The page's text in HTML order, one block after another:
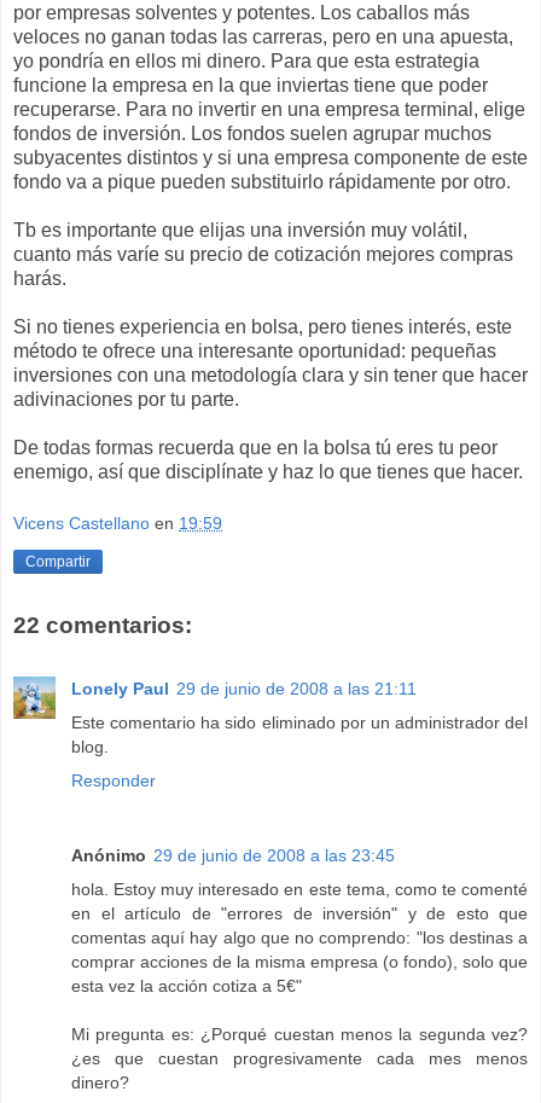
por empresas solventes y potentes. Los caballos más
veloces no ganan todas las carreras, pero en una apuesta,
yo pondría en ellos mi dinero. Para que esta estrategia
funcione la empresa en la que inviertas tiene que poder
recuperarse. Para no invertir en una empresa terminal, elige
fondos de inversión. Los fondos suelen agrupar muchos
subyacentes distintos y si una empresa componente de este
fondo va a pique pueden substituirlo rápidamente por otro.
Tb es importante que elijas una inversión muy volátil,
cuanto más varíe su precio de cotización mejores compras
harás.
Si no tienes experiencia en bolsa, pero tienes interés, este
método te ofrece una interesante oportunidad: pequeñas
inversiones con una metodología clara y sin tener que hacer
adivinaciones por tu parte.
De todas formas recuerda que en la bolsa tú eres tu peor
enemigo, así que disciplínate y haz lo que tienes que hacer.
Vicens Castellano en 19:59
Compartir
22 comentarios:
Lonely Paul 29 de junio de 2008 a las 21:11
Este comentario ha sido eliminado por un administrador del
blog.
Responder
Anónimo 29 de junio de 2008 a las 23:45
hola. Estoy muy interesado en este tema, como te comenté
en el artículo de "errores de inversión" y de esto que
comentas aquí hay algo que no comprendo: "los destinas a
comprar acciones de la misma empresa (o fondo), solo que
esta vez la acción cotiza a 5€"
Mi pregunta es: ¿Porqué cuestan menos la segunda vez?
¿es que cuestan progresivamente cada mes menos
dinero?